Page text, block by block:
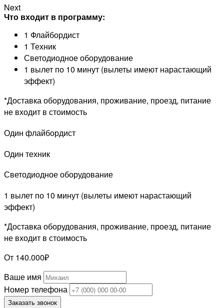
Next
Что входит в программу:
1 Флайбордист
1 Техник
Светодиодное оборудование
1 вылет по 10 минут (вылеты имеют нарастающий
эффект)
*Доставка оборудования, проживание, проезд, питание
не входит в стоимость
Один флайбордист
Один техник
Светодиодное оборудование
1 вылет по 10 минут (вылеты имеют нарастающий
эффект)
*Доставка оборудования, проживание, проезд, питание
не входит в стоимость
От 140.000₽
Ваше имя
Номер телефона
Заказать звонок